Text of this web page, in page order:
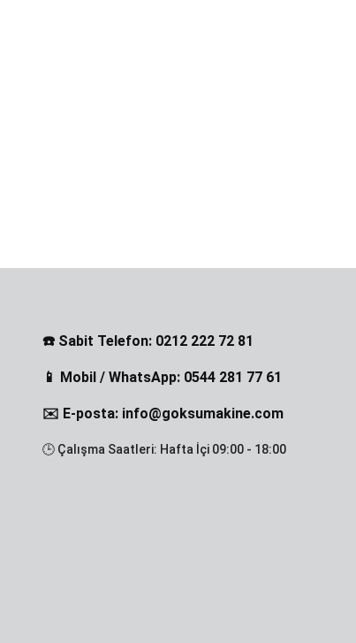
☎️ Sabit Telefon: 0212 222 72 81
📱 Mobil / WhatsApp: 0544 281 77 61
✉️ E-posta: info@goksumakine.com
🕒 Çalışma Saatleri: Hafta İçi 09:00 - 18:00